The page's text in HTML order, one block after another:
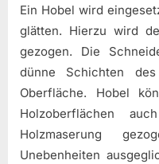
Ein Hobel wird
glätten. Hierzu wird
gezogen. Die
dünne Schichten
Oberfläche. Hobel
Holzoberflächen
Holzmaserung
Unebenheiten